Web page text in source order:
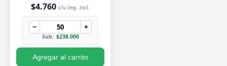
$4.760 c/u imp. incl.
− +
Sub: $238.000
Agregar al carrito